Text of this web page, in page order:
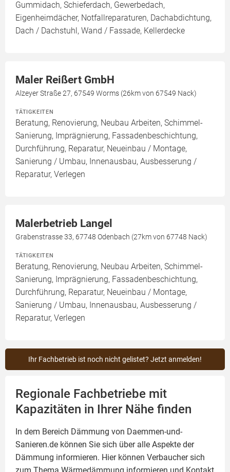
Gummidach, Schieferdach, Gewerbedach,
Eigenheimdächer, Notfallreparaturen, Dachabdichtung,
Dach / Dachstuhl, Wand / Fassade, Kellerdecke
Maler Reißert GmbH
Alzeyer Straße 27, 67549 Worms (26km von 67549 Nack)
TÄTIGKEITEN
Beratung, Renovierung, Neubau Arbeiten, Schimmel-
Sanierung, Imprägnierung, Fassadenbeschichtung,
Durchführung, Reparatur, Neueinbau / Montage,
Sanierung / Umbau, Innenausbau, Ausbesserung /
Reparatur, Verlegen
Malerbetrieb Langel
Grabenstrasse 33, 67748 Odenbach (27km von 67748 Nack)
TÄTIGKEITEN
Beratung, Renovierung, Neubau Arbeiten, Schimmel-
Sanierung, Imprägnierung, Fassadenbeschichtung,
Durchführung, Reparatur, Neueinbau / Montage,
Sanierung / Umbau, Innenausbau, Ausbesserung /
Reparatur, Verlegen
Ihr Fachbetrieb ist noch nicht gelistet? Jetzt anmelden!
Regionale Fachbetriebe mit
Kapazitäten in Ihrer Nähe finden
In dem Bereich Dämmung von Daemmen-und-
Sanieren.de können Sie sich über alle Aspekte der
Dämmung informieren. Hier können Verbaucher sich